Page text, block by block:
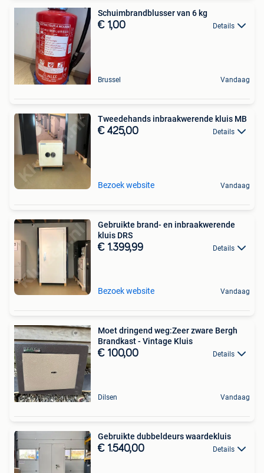
Schuimbrandblusser van 6 kg
€ 1,00 Details
Brussel Vandaag
Tweedehands inbraakwerende kluis MB
€ 425,00 Details
Bezoek website Vandaag
Gebruikte brand- en inbraakwerende
kluis DRS
€ 1.399,99 Details
Bezoek website Vandaag
Moet dringend weg:Zeer zware Bergh
Brandkast - Vintage Kluis
€ 100,00 Details
Dilsen Vandaag
Gebruikte dubbeldeurs waardekluis
€ 1.540,00 Details